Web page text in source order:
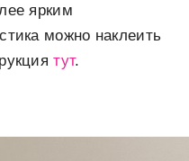
ярким
можно наклеить
тут.